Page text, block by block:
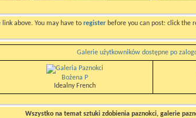
link above. You may have to register before you can post: click the
Galerie użytkowników dostępne po
Bożena P
Idealny French
Wszystko na temat sztuki zdobienia paznokci, galerie